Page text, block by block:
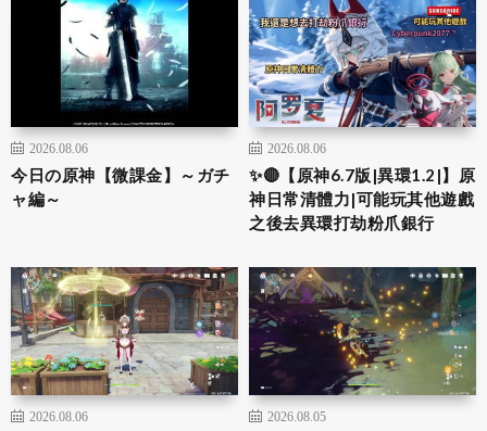
2026.08.06
今日の原神【微課金】～ガチ
ャ編～
2026.08.06
✨🔴【原神6.7版|異環1.2|】原
神日常清體力|可能玩其他遊戲
之後去異環打劫粉爪銀行
2026.08.06 2026.08.05